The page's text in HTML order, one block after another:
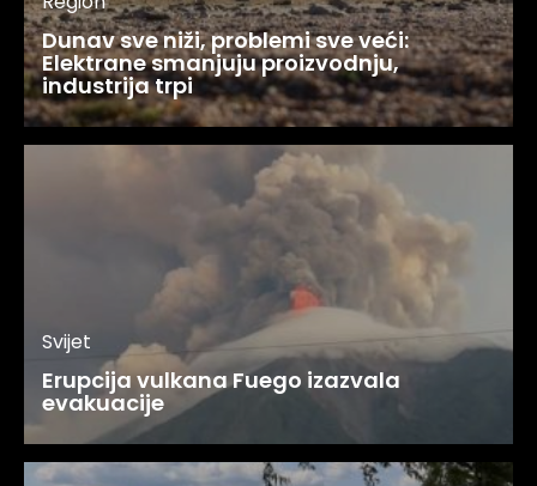
Dunav sve niži, problemi sve veći:
Elektrane smanjuju proizvodnju,
industrija trpi
Svijet
Erupcija vulkana Fuego izazvala
evakuacije